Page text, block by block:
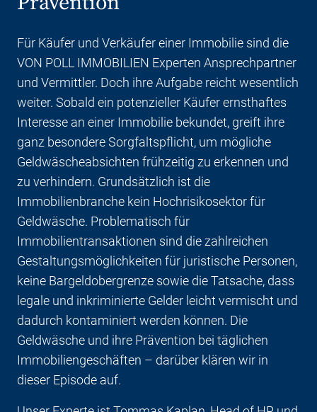
Für Käufer und Verkäufer einer Immobilie sind die
VON POLL IMMOBILIEN Experten Ansprechpartner
und Vermittler. Doch ihre Aufgabe reicht wesentlich
weiter. Sobald ein potenzieller Käufer ernsthaftes
Interesse an einer Immobilie bekundet, greift ihre
ganz besondere Sorgfaltspflicht, um mögliche
Geldwäscheabsichten frühzeitig zu erkennen und
zu verhindern. Grundsätzlich ist die
Immobilienbranche kein Hochrisikosektor für
Geldwäsche. Problematisch für
Immobilientransaktionen sind die zahlreichen
Gestaltungsmöglichkeiten für juristische Personen,
keine Bargeldobergrenze sowie die Tatsache, dass
legale und inkriminierte Gelder leicht vermischt und
dadurch kontaminiert werden können. Die
Geldwäsche und ihre Prävention bei täglichen
Immobiliengeschäften – darüber klären wir in
dieser Episode auf.